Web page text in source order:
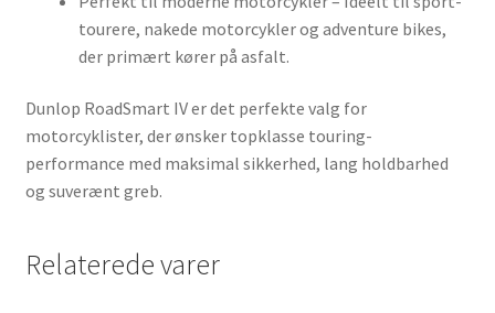
tourere, nakede motorcykler og adventure bikes,
der primært kører på asfalt.
Dunlop RoadSmart IV er det perfekte valg for
motorcyklister, der ønsker topklasse touring-
performance med maksimal sikkerhed, lang holdbarhed
og suverænt greb.
Relaterede varer